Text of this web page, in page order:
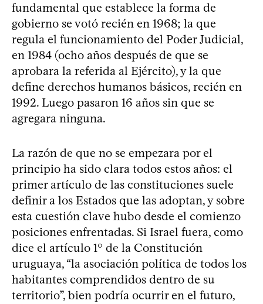
fundamental que establece la forma de
gobierno se votó recién en 1968; la que
regula el funcionamiento del Poder Judicial,
en 1984 (ocho años después de que se
aprobara la referida al Ejército), y la que
define derechos humanos básicos, recién en
1992. Luego pasaron 16 años sin que se
agregara ninguna.
La razón de que no se empezara por el
principio ha sido clara todos estos años: el
primer artículo de las constituciones suele
definir a los Estados que las adoptan, y sobre
esta cuestión clave hubo desde el comienzo
posiciones enfrentadas. Si Israel fuera, como
dice el artículo 1° de la Constitución
uruguaya, “la asociación política de todos los
habitantes comprendidos dentro de su
territorio”, bien podría ocurrir en el futuro,